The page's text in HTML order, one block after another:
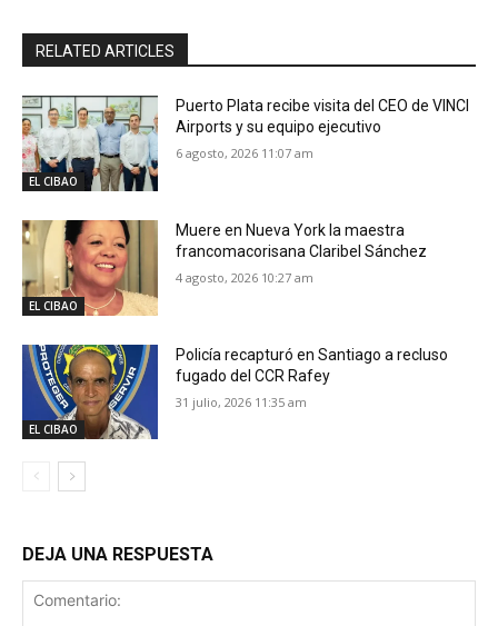
RELATED ARTICLES
EL CIBAO
Puerto Plata recibe visita del CEO de VINCI
Airports y su equipo ejecutivo
6 agosto, 2026 11:07 am
EL CIBAO
Muere en Nueva York la maestra
francomacorisana Claribel Sánchez
4 agosto, 2026 10:27 am
EL CIBAO
Policía recapturó en Santiago a recluso
fugado del CCR Rafey
31 julio, 2026 11:35 am
DEJA UNA RESPUESTA